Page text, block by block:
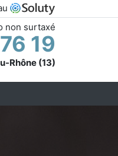
non surtaxé
19
Rhône (13)